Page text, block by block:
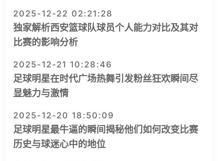
2025-12-22 02:21:28
独家解析西安篮球队球员个人能力对比及其对
比赛的影响分析
2025-12-21 10:28:46
足球明星在时代广场热舞引发粉丝狂欢瞬间尽
显魅力与激情
2025-12-20 18:50:09
足球明星最牛逼的瞬间揭秘他们如何改变比赛
历史与球迷心中的地位